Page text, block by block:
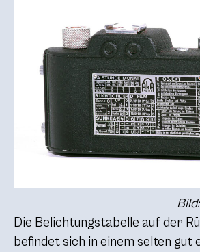
Die Belichtungstabelle auf der
befindet sich in einem selten gut